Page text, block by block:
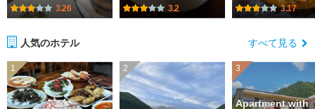
3.26 3.2 3.17
人気のホテル すべて見る
1 2 3
Apartment with